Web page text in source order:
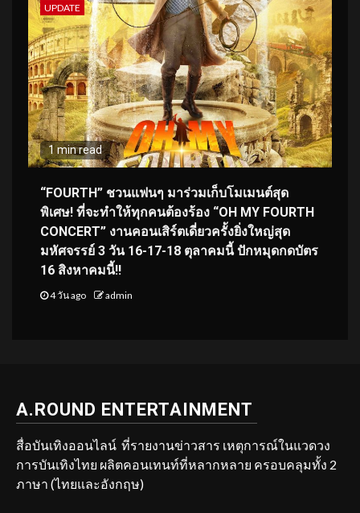
UPDATE
1 min read
“FOURTH” ชวนแฟนๆ มาร่วมเก็บโมเมนต์สุด
พิเศษ! ที่จะทำให้ทุกคนต้องร้อง “OH MY FOURTH
CONCERT” งานคอนเสิร์ตเดี่ยวครั้งยิ่งใหญ่สุด
มหัศจรรย์ 3 วัน 16-17-18 ตุลาคมนี้ ปักหมุดกดบัตร
16 สิงหาคมนี้!!
4 วัน ago admin
A.ROUND ENTERTAINMENT
สื่อบันเทิงออนไลน์ ที่รายงานข่าวสาร เหตุการณ์ในแวดวง
การบันเทิงไทย ผลิตคอนเทนท์ที่หลากหลาย ครอบคลุมทั้ง 2
ภาษา (ไทยและอังกฤษ)